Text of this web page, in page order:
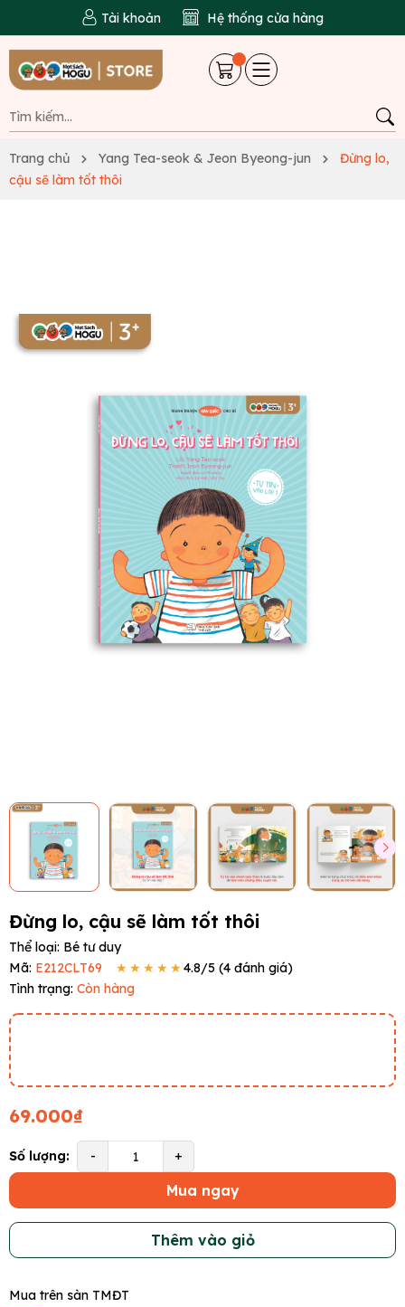
Tài khoản Hệ thống cửa hàng
Trang chủ Yang Tea-seok & Jeon Byeong-jun
Đừng lo,
cậu sẽ làm tốt thôi
Đừng lo, cậu sẽ làm tốt thôi
Thể loại: Bé tư duy
Mã: E212CLT69 ★★★★★4.8/5 (4 đánh giá)
Tình trạng: Còn hàng
69.000₫
Số lượng: - +
Mua ngay
Thêm vào giỏ
Mua trên sàn TMĐT